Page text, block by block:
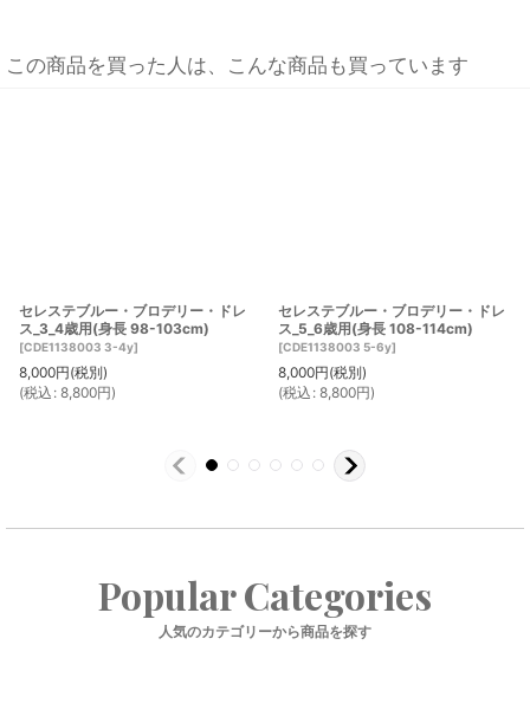
この商品を買った人は、こんな商品も買っています
セレステブルー・ブロデリー・ドレ
ス_3_4歳用(身長 98-103cm)
[CDE1138003 3-4y]
8,000円(税別)
(税込 : 8,800円)
セレステブルー・ブロデリー・ドレ
ス_5_6歳用(身長 108-114cm)
[CDE1138003 5-6y]
8,000円(税別)
(税込 : 8,800円)
Popular Categories
人気のカテゴリーから商品を探す